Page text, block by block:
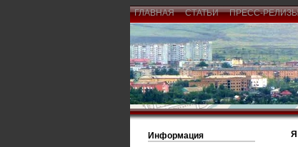
ГЛАВНАЯ СТАТЬИ ПРЕСС-
Информация
Я